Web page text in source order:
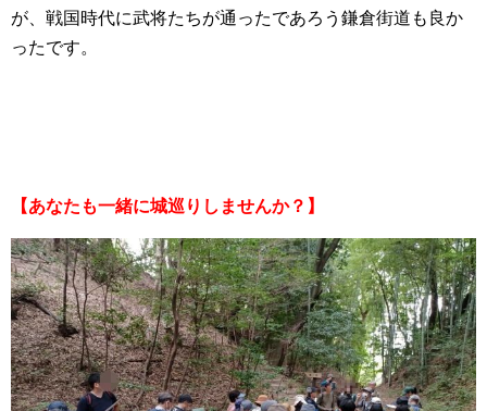
が、戦国時代に武将たちが通ったであろう鎌倉街道も良か
ったです。
【あなたも一緒に城巡りしませんか？】